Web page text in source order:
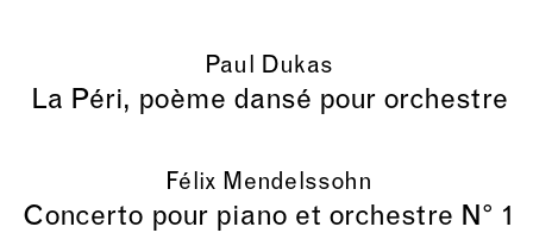
Paul Dukas
La Péri, poème dansé pour orchestre
Félix Mendelssohn
Concerto pour piano et orchestre N° 1